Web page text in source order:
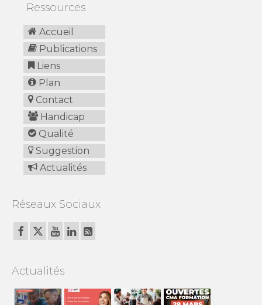
Ressources
Accueil
Publications
Liens
Plan
Contact
Handicap
Qualité
Suggestion
Actualités
Réseaux Sociaux
Actualités